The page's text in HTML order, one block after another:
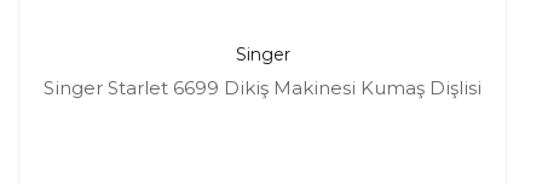
Singer
Singer Starlet 6699 Dikiş Makinesi Kumaş Dişlisi